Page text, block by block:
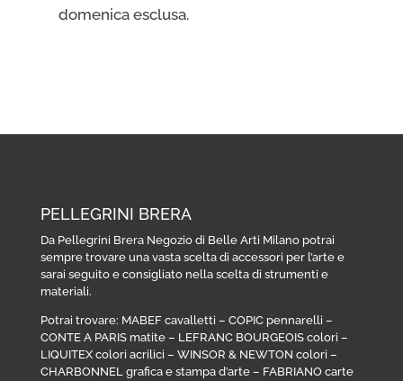
domenica esclusa.
PELLEGRINI BRERA
Da Pellegrini Brera Negozio di Belle Arti Milano potrai
sempre trovare una vasta scelta di accessori per l’arte e
sarai seguito e consigliato nella scelta di strumenti e
materiali.
Potrai trovare: MABEF cavalletti – COPIC pennarelli –
CONTE A PARIS matite– LEFRANC BOURGEOIS colori –
LIQUITEX colori acrilici – WINSOR & NEWTON colori –
CHARBONNEL grafica e stampa d’arte– FABRIANO carte